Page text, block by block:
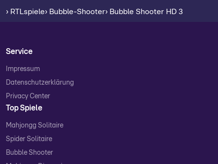
› RTLspiele› Bubble-Shooter› Bubble Shooter HD 3
Service
Impressum
Datenschutzerklärung
Privacy Center
Top Spiele
Mahjongg Solitaire
Spider Solitaire
Bubble Shooter